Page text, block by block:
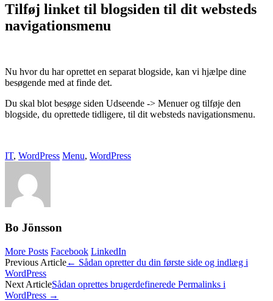
Tilføj linket til blogsiden til dit websteds
navigationsmenu
Nu hvor du har oprettet en separat blogside, kan vi hjælpe dine
besøgende med at finde det.
Du skal blot besøge siden Udseende -> Menuer og tilføje den
blogside, du oprettede tidligere, til dit websteds navigationsmenu.
IT, WordPress Menu, WordPress
Bo Jönsson
More Posts Facebook LinkedIn
Post
navigation
Previous Article← Sådan opretter du din første side og indlæg i
WordPress
Next ArticleSådan oprettes brugerdefinerede Permalinks i
WordPress →